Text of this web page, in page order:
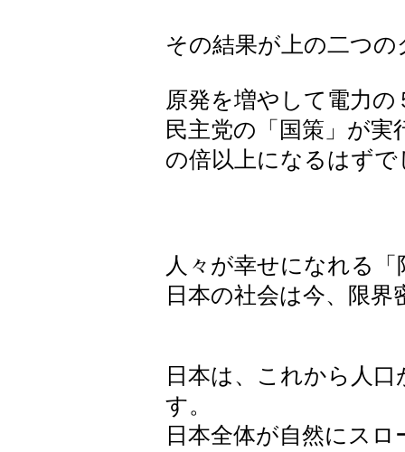
その結果が上の二つ
原発を増やして電力
民主党の「国策」が
の倍以上になるはずで
人々が幸せになれる
日本の社会は今、限
日本は、これから人
す。
日本全体が自然にス